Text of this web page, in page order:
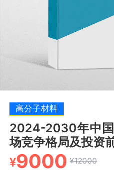
高分子材料
2024-2030年中
场竞争格局及投资
¥9000 ¥12000